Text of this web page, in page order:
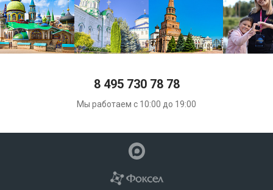
8 495 730 78 78
Мы работаем с 10:00 до 19:00